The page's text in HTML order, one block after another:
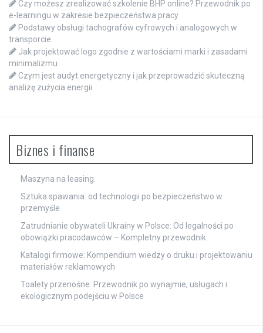
Czy możesz zrealizować szkolenie BHP online? Przewodnik po
e-learningu w zakresie bezpieczeństwa pracy
Podstawy obsługi tachografów cyfrowych i analogowych w
transporcie
Jak projektować logo zgodnie z wartościami marki i zasadami
minimalizmu
Czym jest audyt energetyczny i jak przeprowadzić skuteczną
analizę zużycia energii
Biznes i finanse
Maszyna na leasing.
Sztuka spawania: od technologii po bezpieczeństwo w
przemyśle
Zatrudnianie obywateli Ukrainy w Polsce: Od legalności po
obowiązki pracodawców – Kompletny przewodnik
Katalogi firmowe: Kompendium wiedzy o druku i projektowaniu
materiałów reklamowych
Toalety przenośne: Przewodnik po wynajmie, usługach i
ekologicznym podejściu w Polsce